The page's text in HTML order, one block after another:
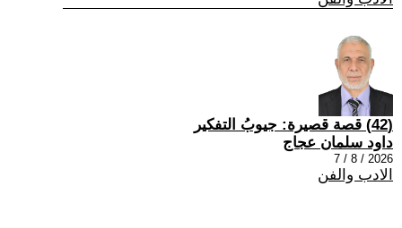
(42) قصة قصيرة: جيوبُ التفكير
داود سلمان عجاج
2026 / 8 / 7
الادب والفن